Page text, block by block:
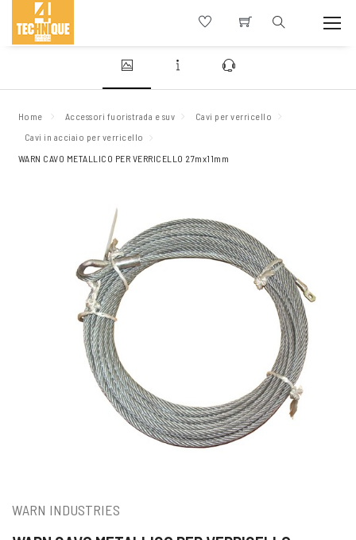
Home Accessori fuoristrada e suv
Cavi per verricello
Cavi in acciaio per verricello
WARN CAVO METALLICO PER VERRICELLO 27mx11mm
WARN INDUSTRIES